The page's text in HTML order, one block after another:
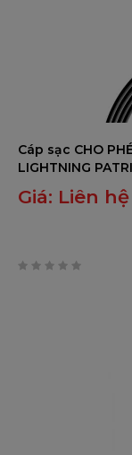
Cáp sạc CHO
LIGHTNING
Giá: Liên hệ